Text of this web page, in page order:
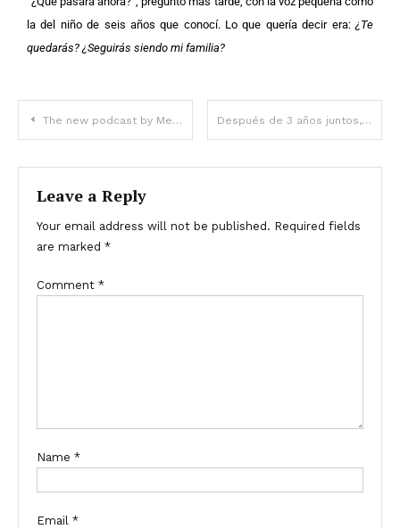
la del niño de seis años que conocí. Lo que quería decir era:¿Te
quedarás? ¿Seguirás siendo mi familia?
The new podcast by Meghan Markle has come under fire for allegedly copying up to 90% of Lady Meite’s content, resulting in broad criticism. Después de 3 años juntos, yo esperaba un anillo, pero en su lugar me dio su secreto más oscuro — Historia del día
Leave a Reply
Your email address will not be published. Required fields
are marked *
Comment *
Name *
Email *